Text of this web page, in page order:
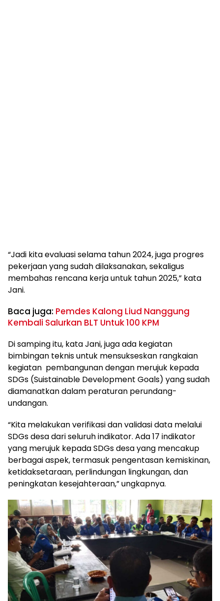
“Jadi kita evaluasi selama tahun 2024, juga progres
pekerjaan yang sudah dilaksanakan, sekaligus
membahas rencana kerja untuk tahun 2025,” kata
Jani.
Baca juga: Pemdes Kalong Liud Nanggung
Kembali Salurkan BLT Untuk 100 KPM
Di samping itu, kata Jani, juga ada kegiatan
bimbingan teknis untuk mensukseskan rangkaian
kegiatan pembangunan dengan merujuk kepada
SDGs (Suistainable Development Goals) yang sudah
diamanatkan dalam peraturan perundang-
undangan.
“Kita melakukan verifikasi dan validasi data melalui
SDGs desa dari seluruh indikator. Ada 17 indikator
yang merujuk kepada SDGs desa yang mencakup
berbagai aspek, termasuk pengentasan kemiskinan,
ketidaksetaraan, perlindungan lingkungan, dan
peningkatan kesejahteraan,” ungkapnya.